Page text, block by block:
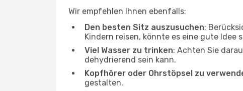
Wir empfehlen Ihnen ebenfalls:
Den besten Sitz auszusuchen:
Kindern reisen, könnte es eine gute Idee
Viel Wasser zu trinken: Achten Sie
dehydrierend sein kann.
Kopfhörer oder Ohrstöpsel zu
gestalten.